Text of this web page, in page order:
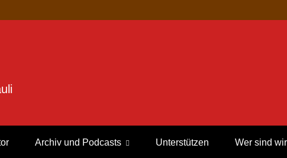
Archiv und Podcasts Unterstützen Wer sind